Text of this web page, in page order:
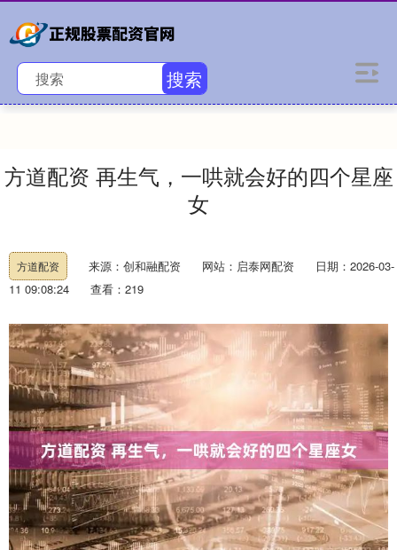
搜索
方道配资 再生气，一哄就会好的四个星座
女
方道配资 来源：创和融配资 网站：启泰网配资
日期：2026-03-
11 09:08:24
查看：219